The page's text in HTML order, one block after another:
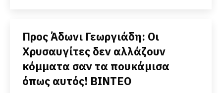
Προς Άδωνι Γεωργιάδη: Οι
Χρυσαυγίτες δεν αλλάζουν
κόμματα σαν τα πουκάμισα
όπως αυτός! ΒΙΝΤΕΟ